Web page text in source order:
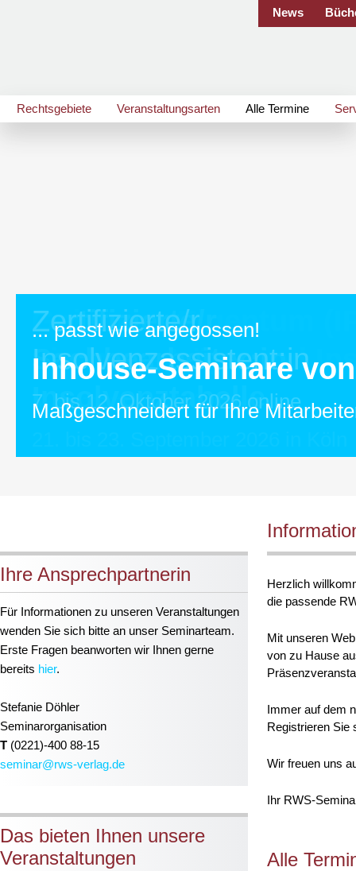
News
Rechtsgebiete Veranstaltungsarten Alle Termine
Geistiges Eigentum
Lizenzverträge und
4. September 2026 – online
Zertifizierte/r
Sachbearbeiter:in
Insolvenztabelle
Zertifizierte/r
Insolvenzassistent:in
7. bis 12. Oktober 2026 online
... passt wie angegossen!
Inhouse-Seminare
Maßgeschneidert für Ihre
Ihre Ansprechpartnerin
Für Informationen zu unseren Veranstaltungen
wenden Sie sich bitte an unser Seminarteam.
Erste Fragen beanworten wir Ihnen gerne
bereits hier.
Stefanie Döhler
Seminarorganisation
T (0221)-400 88-15
seminar@rws-verlag.de
Das bieten Ihnen unsere
Veranstaltungen
Herzlich
die passende
Mit unseren
von zu Hause
Immer auf dem
Registrieren Sie
Wir freuen uns
Ihr RWS-
Alle